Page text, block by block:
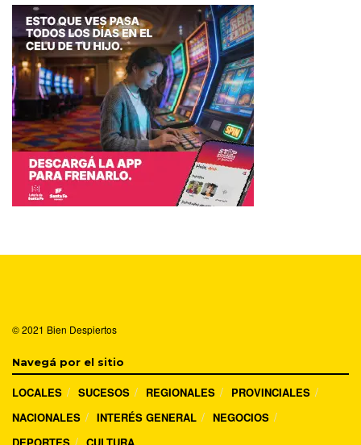
© 2021 Bien Despiertos
Navegá por el sitio
LOCALES SUCESOS REGIONALES
PROVINCIALES
NACIONALES
INTERÉS GENERAL
NEGOCIOS